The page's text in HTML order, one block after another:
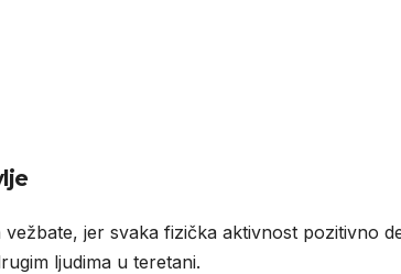
jer svaka fizička aktivnost pozitivno
ljudima u teretani.